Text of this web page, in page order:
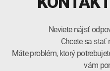
Neviete nájsť
Chcete sa
Máte problém, ktorý
vám